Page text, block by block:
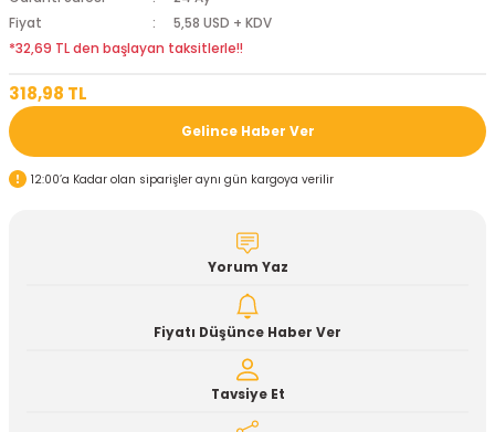
Fiyat
5,58 USD + KDV
*32,69 TL den başlayan taksitlerle!!
318,98 TL
Gelince Haber Ver
12:00’a Kadar olan siparişler aynı gün kargoya verilir
Yorum Yaz
Fiyatı Düşünce Haber Ver
Tavsiye Et